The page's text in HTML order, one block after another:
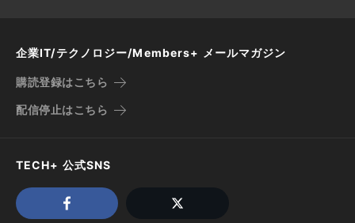
企業IT/テクノロジー/Members+ メールマガジン
購読登録はこちら
配信停止はこちら
TECH+ 公式SNS